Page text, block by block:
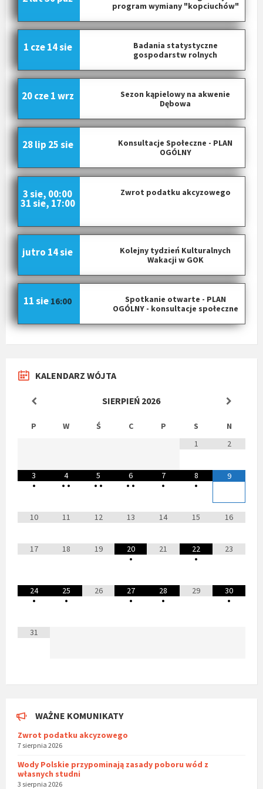
a
o
w
h
program wymiany "kopciuchów"
Badania statystyczne
gospodarstw rolnych
1 cze 14 sie
Sezon kąpielowy na akwenie
Dębowa
20 cze 1 wrz
Konsultacje Społeczne - PLAN
OGÓLNY
28 lip 25 sie
Zwrot podatku akcyzowego
3 sie, 00:00
31 sie, 17:00
Kolejny tydzień Kulturalnych
Wakacji w GOK
jutro 14 sie
Spotkanie otwarte - PLAN
OGÓLNY - konsultacje społeczne
11 sie 16:00
KALENDARZ WÓJTA
SIERPIEŃ 2026
P W Ś C P S
N
1
2
3
•
4
• •
5
• •
6
• •
7
•
8
•
9
10 11 12 13 14 15 16
17 18 19
20
•
21
22
•
23
24
•
25
•
26
27
•
28
•
29
30
•
31
WAŻNE KOMUNIKATY
Zwrot podatku akcyzowego
7 sierpnia 2026
Wody Polskie przypominają zasady poboru wód z
własnych studni
3 sierpnia 2026